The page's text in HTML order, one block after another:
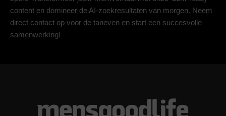
content en domineer de AI-zoekresultaten van morgen. Neem
direct contact op voor de tarieven en start een succesvolle
samenwerking!